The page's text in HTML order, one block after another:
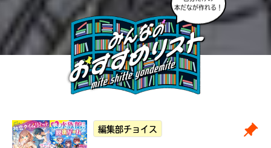
本だなが作れる！
編集部チョイス